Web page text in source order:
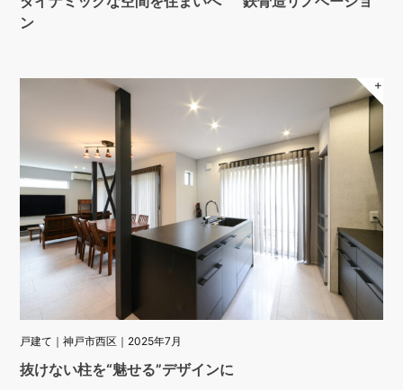
ン
＋
戸建て｜神戸市西区｜2025年7月
抜けない柱を“魅せる”デザインに